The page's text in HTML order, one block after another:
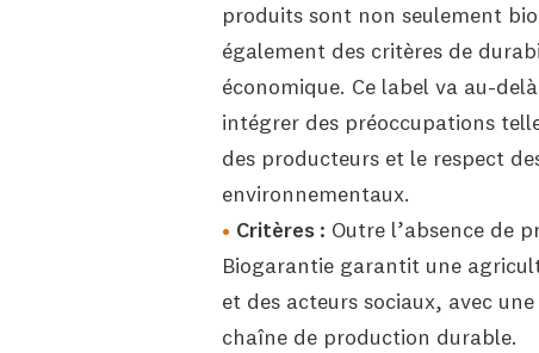
produits sont non seulement
également des critères de
économique. Ce label va au-
intégrer des préoccupations
des producteurs et le respect
environnementaux.
Critères : Outre l’absence de
Biogarantie garantit une
et des acteurs sociaux, avec
chaîne de production durable.